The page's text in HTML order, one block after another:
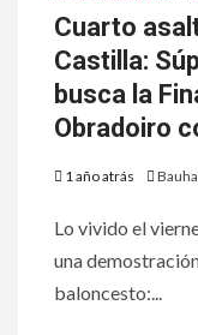
Cuarto
Castilla:
busca la
Obradoiro
1 año atrás
Lo vivido el
una
baloncesto:...